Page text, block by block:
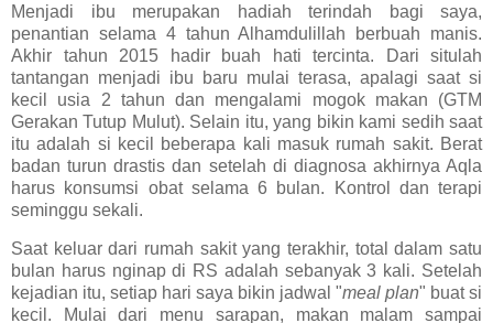
Menjadi ibu merupakan hadiah terindah bagi saya,
penantian selama 4 tahun Alhamdulillah berbuah manis.
Akhir tahun 2015 hadir buah hati tercinta. Dari situlah
tantangan menjadi ibu baru mulai terasa, apalagi saat si
kecil usia 2 tahun dan mengalami mogok makan (GTM
Gerakan Tutup Mulut). Selain itu, yang bikin kami sedih saat
itu adalah si kecil beberapa kali masuk rumah sakit. Berat
badan turun drastis dan setelah di diagnosa akhirnya Aqla
harus konsumsi obat selama 6 bulan. Kontrol dan terapi
seminggu sekali.
Saat keluar dari rumah sakit yang terakhir, total dalam satu
bulan harus nginap di RS adalah sebanyak 3 kali. Setelah
kejadian itu, setiap hari saya bikin jadwal "meal plan" buat si
kecil. Mulai dari menu sarapan, makan malam sampai